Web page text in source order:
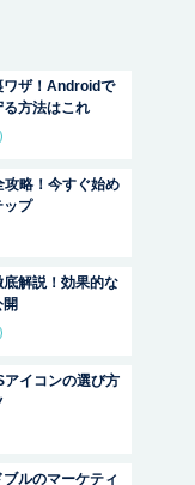
ワザ！Androidで
方法はこれ
略！今すぐ始め
ップ
底解説！効果的な
開
アイコンの選び方
ブルのマーケティ